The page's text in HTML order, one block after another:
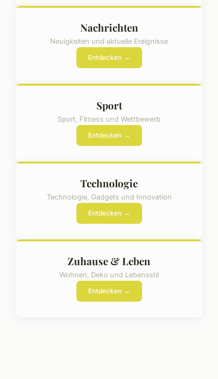
Nachrichten
Neuigkeiten und aktuelle Ereignisse
Entdecken →
Sport
Sport, Fitness und Wettbewerb
Entdecken →
Technologie
Technologie, Gadgets und Innovation
Entdecken →
Zuhause & Leben
Wohnen, Deko und Lebensstil
Entdecken →